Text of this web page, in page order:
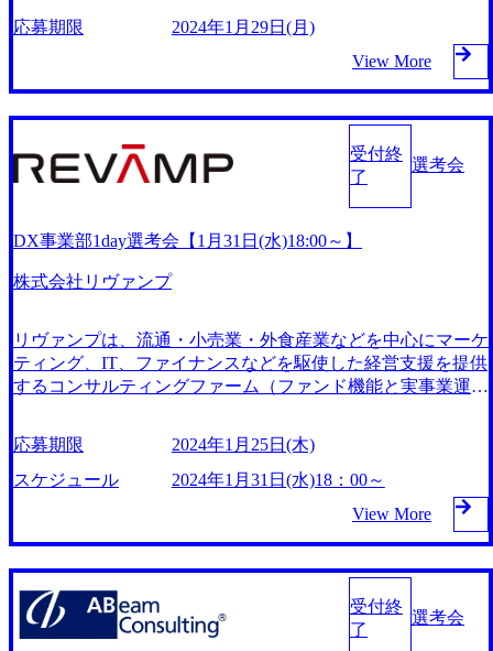
ら継続して選出
として設立しました。 ミッションは、「お客様の未来価値
を最大化させる」こと。 経営者のパートナーとして、ビジ
ネスのあるべき姿を考え抜き、その実現のための最適な仕組
みを最新のテクノロジーを駆使して提案、構築、運用まで一
ています。 2016年4月には持株会社体制に移行し、フューチ
ャーグループとして再始動しました。 ITコンサルティング
事業をグループのコアビジネスとし、その他にもこれまでの
企業、そして社会にイノベーションを起こしていきます。
日時：2023年2月3日(土) 受付：9:00～／10:10～／11:20～
(所要時間：受付から最大1時間50分) 対象：ITアーキテクト
がある方 概要：まずは当社リクルーターと1on1形式にて面
談させて頂きます。 Futureの事業説明やその魅力など
インプットを実施させて頂いた後に、 当社のコンサ
選考→人事カジュアル面談→現場面接
応募期限
2024年1月29日(月)
View More
受付終
了
選考会
DX事業部1day選考会【1月31日(水)18:00～】
株式会社リヴァンプ
リヴァンプは、流通・小売業・外食産業などを中心にマーケ
ティング、IT、ファイナンスなどを駆使した経営支援を提供
するコンサルティングファーム（ファンド機能と実事業運営
生支援ビジネス企業キアコンを運営していた澤田貴司氏、フ
ァーストリテイリングの社長を務めていた玉塚元一氏が2005
年10月にリヴァンプを設立。 澤田氏が運営していたキアコ
ンを解散・廃業して、玉塚氏と共同で新たなコンセプトでの
企業経営支援コンサルティング業務全般、経営陣派遣など企
業再生ビジネスを手掛ける。 マーケティング、IT、ファイ
ナンスを中心とした経営支援サービスに加えて、クリスピー
クリームドーナツやプレッツェルジャパンなどの飲食業界
や、アパレル・教育・ホテル・ウェディングなど多様な業界
の実業の運営も行う。 同社には、ゴールドマンサックスな
応募期限
2024年1月25日(木)
スケジュール
2024年1月31日(水)18：00～
View More
受付終
了
選考会